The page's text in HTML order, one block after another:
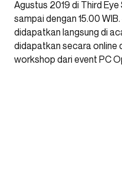
Agustus 2019 di Third
sampai dengan 15.00
didapatkan langsung di
didapatkan secara online
workshop dari event PC